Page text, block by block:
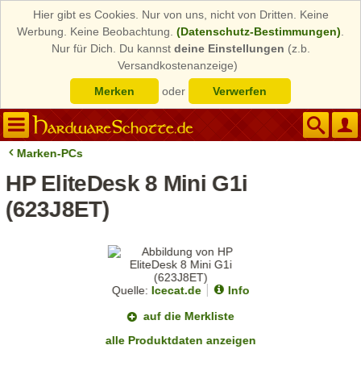
Hier gibt es Cookies. Nur von uns, nicht von Dritten. Keine
Werbung. Keine Beobachtung. (Datenschutz-Bestimmungen)
Nur für Dich. Du kannst deine Einstellungen (z.b.
Versandkostenanzeige)
Merken
oder Verwerfen
Marken-PCs
HP EliteDesk 8 Mini G1i
(623J8ET)
Quelle: Icecat.de
Info
auf die Merkliste
alle Produktdaten anzeigen